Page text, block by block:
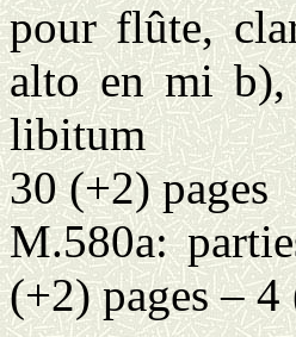
pour flûte,
alto en mi
libitum
30 (+2) pages
M.580a:
(+2) pages – 4